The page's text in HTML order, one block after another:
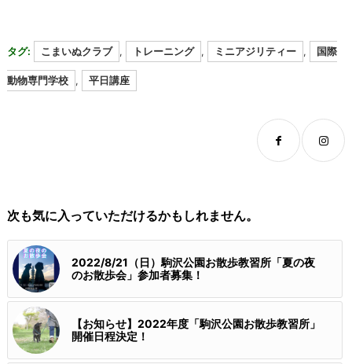
タグ: こまいぬクラブ , トレーニング , ミニアジリティー , 国際
動物専門学校 , 平日講座
次も気に入っていただけるかもしれません。
2022/8/21（日）駒沢公園お散歩教習所「夏の夜
のお散歩会」参加者募集！
【お知らせ】2022年度「駒沢公園お散歩教習所」
開催日程決定！